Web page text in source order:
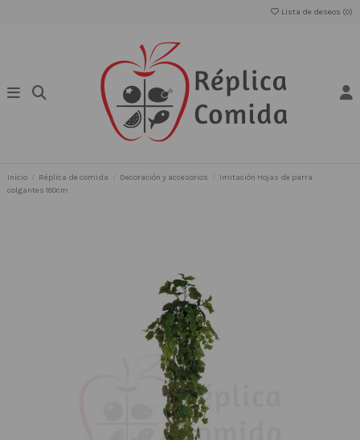
Lista de deseos (0)
Inicio Réplica de comida Decoración y accesorios
Imitación Hojas de parra
colgantes 180cm